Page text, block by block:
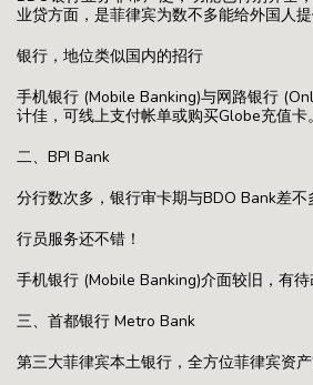
业贷方面，是菲律宾为数不多能给外国人
银行，地位类似国内的招行
手机银行 (Mobile Banking)与网路银行
计佳，可线上支付帐单或购买Globe充值卡。
二、BPI Bank
分行数次多，银行审卡期与BDO Bank差不
行员服务还不错！
手机银行 (Mobile Banking)介面较旧，有待
三、首都银行 Metro Bank
第三大菲律宾本土银行，全方位菲律宾资产